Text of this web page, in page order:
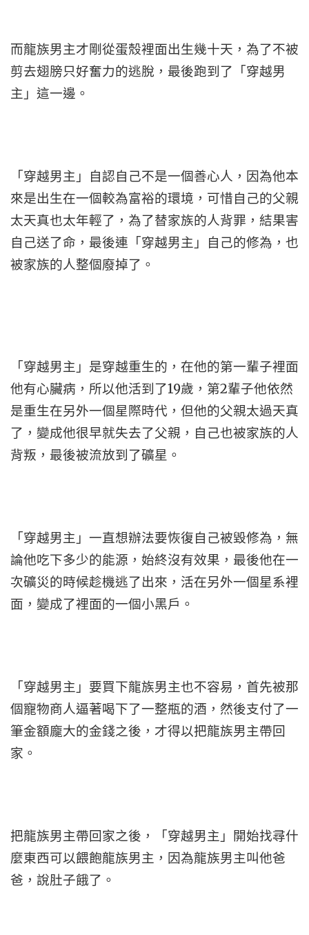
而龍族男主才剛從蛋殼裡面出生幾十天，為了不被
剪去翅膀只好奮力的逃脫，最後跑到了「穿越男
主」這一邊。
「穿越男主」自認自己不是一個善心人，因為他本
來是出生在一個較為富裕的環境，可惜自己的父親
太天真也太年輕了，為了替家族的人背罪，結果害
自己送了命，最後連「穿越男主」自己的修為，也
被家族的人整個廢掉了。
「穿越男主」是穿越重生的，在他的第一輩子裡面
他有心臟病，所以他活到了19歲，第2輩子他依然
是重生在另外一個星際時代，但他的父親太過天真
了，變成他很早就失去了父親，自己也被家族的人
背叛，最後被流放到了礦星。
「穿越男主」一直想辦法要恢復自己被毀修為，無
論他吃下多少的能源，始終沒有效果，最後他在一
次礦災的時候趁機逃了出來，活在另外一個星系裡
面，變成了裡面的一個小黑戶。
「穿越男主」要買下龍族男主也不容易，首先被那
個寵物商人逼著喝下了一整瓶的酒，然後支付了一
筆金額龐大的金錢之後，才得以把龍族男主帶回
家。
把龍族男主帶回家之後，「穿越男主」開始找尋什
麼東西可以餵飽龍族男主，因為龍族男主叫他爸
爸，說肚子餓了。